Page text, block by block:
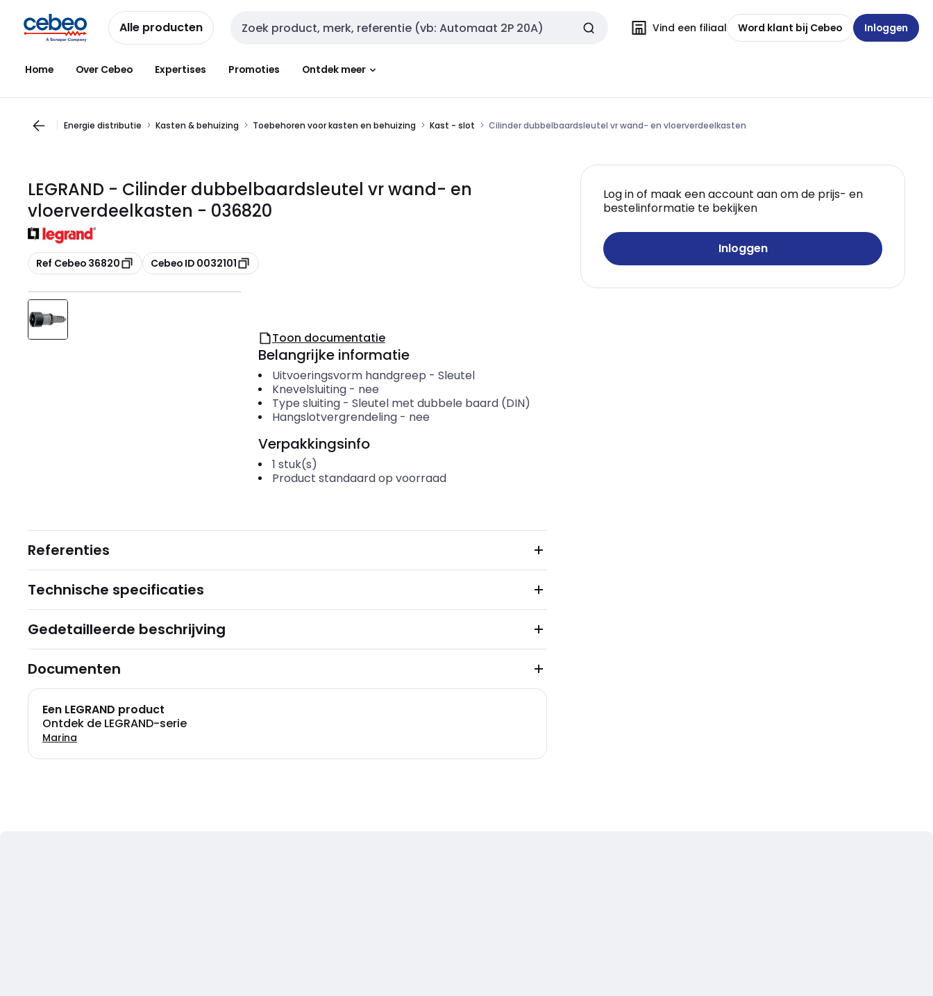
naar
navigatie
naar
inhoud
Alle producten Zoekveld invoer Vind een filiaal Word klant bij Cebeo Inloggen
Home Over Cebeo Expertises Promoties Ontdek meer
Energie distributie Kasten & behuizing Toebehoren voor kasten en behuizing Kast - slot Cilinder dubbelbaardsleutel vr wand- en vloerverdeelkasten
LEGRAND - Cilinder dubbelbaardsleutel vr wand- en
vloerverdeelkasten - 036820
Kopiëren
Ref Cebeo 36820 Kopiëren
Cebeo ID 0032101
Log in of maak een account aan om de prijs- en
bestelinformatie te bekijken
Inloggen
Toon documentatie
Belangrijke informatie
Uitvoeringsvorm handgreep - Sleutel
Knevelsluiting- nee
Type sluiting- Sleutel met dubbele baard (DIN)
Hangslotvergrendeling- nee
Verpakkingsinfo
1 stuk(s)
Product standaard op voorraad
Referenties
Technische specificaties
Gedetailleerde beschrijving
Documenten
Een LEGRAND product
Ontdek de LEGRAND-serie
Marina